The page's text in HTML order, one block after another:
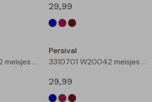
29,99
3310701 W20042 meisjes Jurk Bordeaux
Persival
3310701 W20042 meisjes Jurk Bruin donker
29,99